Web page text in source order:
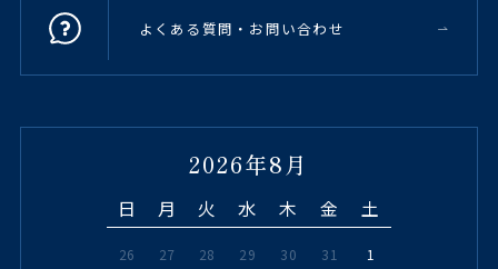
よくある質問・お問い合わせ
2026年8月
日 月 火 水 木 金 土
26 27 28 29 30 31 1